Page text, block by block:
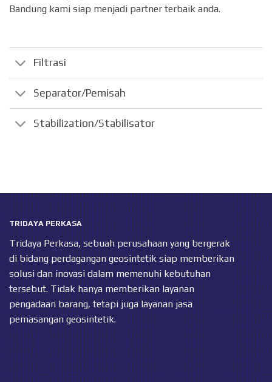
Bandung kami siap menjadi partner terbaik anda.
Filtrasi
Separator/Pemisah
Stabilization/Stabilisator
TRIDAYA PERKASA
Tridaya Perkasa, sebuah perusahaan yang bergerak
di bidang perdagangan geosintetik siap memberikan
solusi dan inovasi dalam memenuhi kebutuhan
tersebut. Tidak hanya memberikan layanan
pengadaan barang, tetapi juga layanan jasa
pemasangan geosintetik.